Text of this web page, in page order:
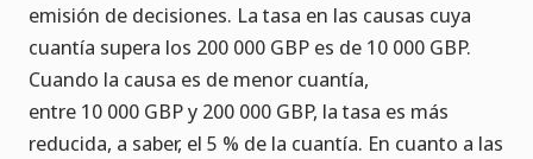
emisión de decisiones. La tasa en las causas cuya
cuantía supera los 200 000 GBP es de 10 000 GBP.
Cuando la causa es de menor cuantía,
entre 10 000 GBP y 200 000 GBP, la tasa es más
reducida, a saber, el 5 % de la cuantía. En cuanto a las